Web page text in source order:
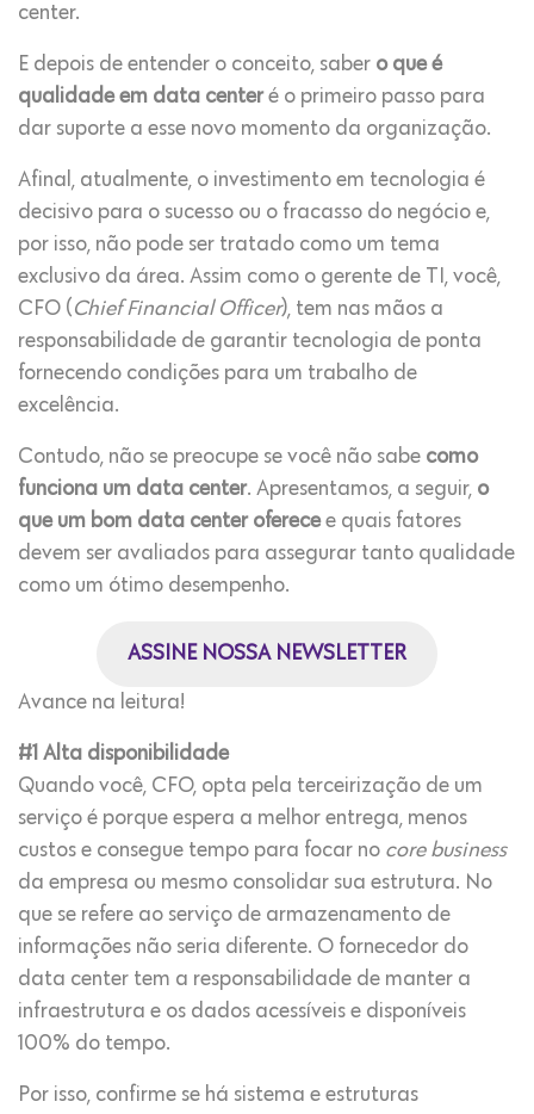
center.
E depois de entender o conceito, saber o que é
qualidade em data centeré o primeiro passo para
dar suporte a esse novo momento da organização.
Afinal, atualmente, o investimento em tecnologia é
decisivo para o sucesso ou o fracasso do negócio e,
por isso, não pode ser tratado como um tema
exclusivo da área. Assim como o gerente de TI, você,
CFO (Chief Financial Officer), tem nas mãos a
responsabilidade de garantir tecnologia de ponta
fornecendo condições para um trabalho de
excelência.
Contudo, não se preocupe se você não sabe como
funciona um data center. Apresentamos, a seguir, o
que um bom data center oferecee quais fatores
devem ser avaliados para assegurar tanto qualidade
como um ótimo desempenho.
ASSINE NOSSA NEWSLETTER
Avance na leitura!
#1 Alta disponibilidade
Quando você, CFO, opta pela terceirização de um
serviço é porque espera a melhor entrega, menos
custos e consegue tempo para focar no core business
da empresa ou mesmo consolidar sua estrutura. No
que se refere ao serviço de armazenamento de
informações não seria diferente. O fornecedor do
data center tem a responsabilidade de manter a
infraestrutura e os dados acessíveis e disponíveis
100% do tempo.
Por isso, confirme se há sistema e estruturas